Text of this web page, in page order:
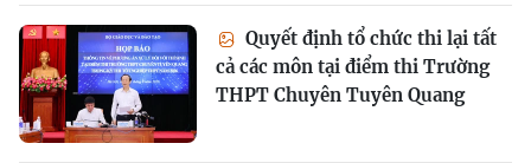
Quyết định tổ chức thi lại tất
cả các môn tại điểm thi Trường
THPT Chuyên Tuyên Quang